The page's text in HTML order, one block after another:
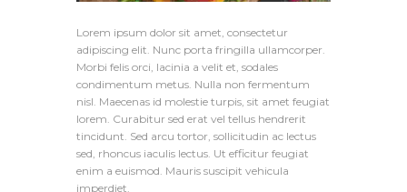
Lorem ipsum dolor sit amet, consectetur
adipiscing elit. Nunc porta fringilla ullamcorper.
Morbi felis orci, lacinia a velit et, sodales
condimentum metus. Nulla non fermentum
nisl. Maecenas id molestie turpis, sit amet feugiat
lorem. Curabitur sed erat vel tellus hendrerit
tincidunt. Sed arcu tortor, sollicitudin ac lectus
sed, rhoncus iaculis lectus. Ut efficitur feugiat
enim a euismod. Mauris suscipit vehicula
imperdiet.